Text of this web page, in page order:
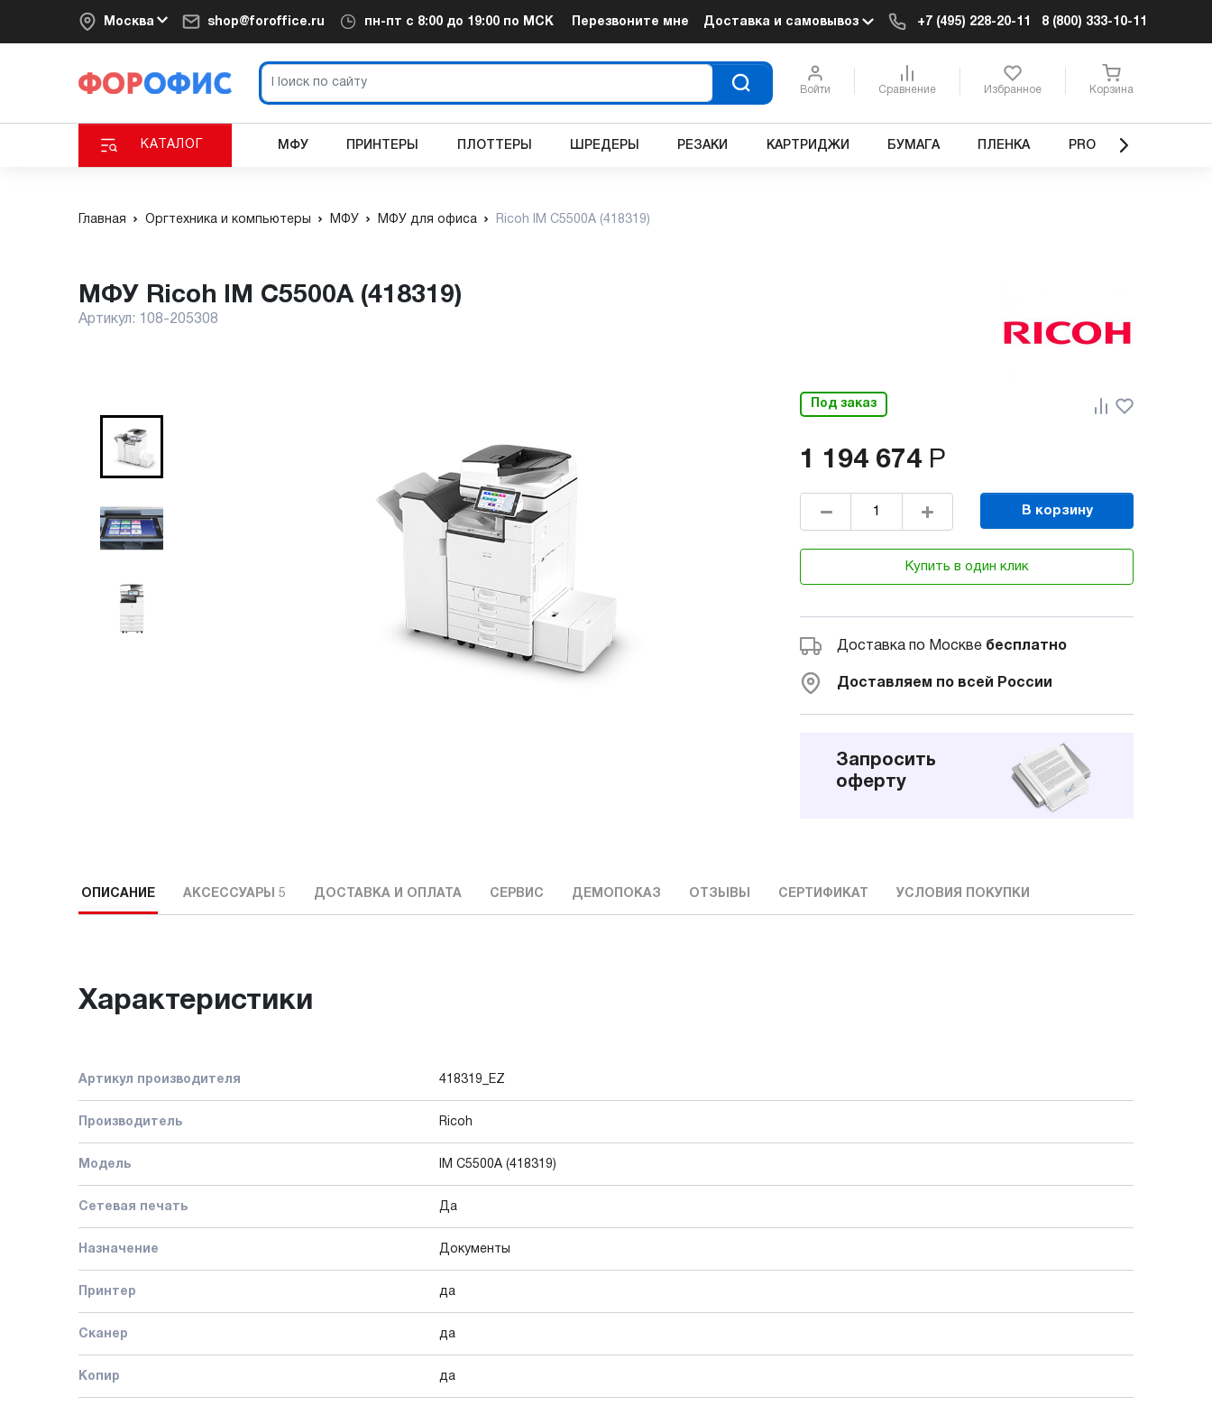
Москва shop@foroffice.ru пн-пт с 8:00 до 19:00 по МСК Перезвоните мне Доставка и самовывоз +7 (495) 228-20-11 8 (800) 333-10-11
Войти Сравнение Избранное Корзина
КАТАЛОГ МФУ ПРИНТЕРЫ ПЛОТТЕРЫ ШРЕДЕРЫ РЕЗАКИ КАРТРИДЖИ БУМАГА ПЛЕНКА PRO
Главная Оргтехника и компьютеры МФУ МФУ для офиса Ricoh IM C5500A (418319)
МФУ Ricoh IM C5500A (418319)
Артикул: 108-205308
Под заказ
1 194 674 Р
В корзину
Купить в один клик
Доставка по Москве бесплатно
Доставляем по всей России
Запросить
оферту
ОПИСАНИЕ АКСЕССУАРЫ 5 ДОСТАВКА И ОПЛАТА СЕРВИС ДЕМОПОКАЗ ОТЗЫВЫ СЕРТИФИКАТ УСЛОВИЯ ПОКУПКИ
Характеристики
Артикул производителя 418319_EZ
Производитель Ricoh
Модель IM C5500A (418319)
Сетевая печать Да
Назначение Документы
Принтер да
Сканер да
Копир да